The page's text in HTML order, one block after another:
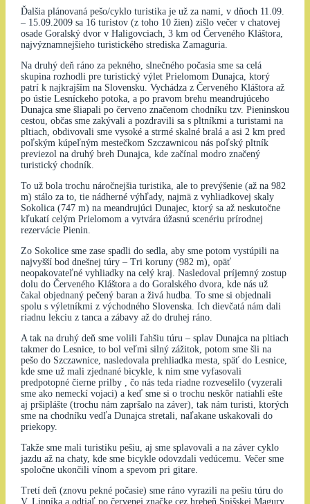
Ďalšia plánovaná pešo/cyklo turistika je už za nami, v dňoch 11.09.
– 15.09.2009 sa 16 turistov (z toho 10 žien) zišlo večer v chatovej
osade Goralský dvor v Haligovciach, 3 km od Červeného Kláštora,
najvýznamnejšieho turistického strediska Zamaguria.
Na druhý deň ráno za pekného, slnečného počasia sme sa celá
skupina rozhodli pre turistický výlet Prielomom Dunajca, ktorý
patrí k najkrajším na Slovensku. Vychádza z Červeného Kláštora až
po ústie Lesníckeho potoka, a po pravom brehu meandrujúceho
Dunajca sme šliapali po červeno značenom chodníku tzv. Pieninskou
cestou, občas sme zakývali a pozdravili sa s pltníkmi a turistami na
pltiach, obdivovali sme vysoké a strmé skalné bralá a asi 2 km pred
poľským kúpeľným mestečkom Szczawnicou nás poľský pltník
previezol na druhý breh Dunajca, kde začínal modro značený
turistický chodník.
To už bola trochu náročnejšia turistika, ale to prevýšenie (až na 982
m) stálo za to, tie nádherné výhľady, najmä z vyhliadkovej skaly
Sokolica (747 m) na meandrujúci Dunajec, ktorý sa až neskutočne
kľukatí celým Prielomom a vytvára úžasnú scenériu prírodnej
rezervácie Pienin.
Zo Sokolice sme zase spadli do sedla, aby sme potom vystúpili na
najvyšší bod dnešnej túry – Tri koruny (982 m), opäť
neopakovateľné vyhliadky na celý kraj. Nasledoval príjemný zostup
dolu do Červeného Kláštora a do Goralského dvora, kde nás už
čakal objednaný pečený baran a živá hudba. To sme si objednali
spolu s výletníkmi z východného Slovenska. Ich dievčatá nám dali
riadnu lekciu z tanca a zábavy až do druhej ráno.
A tak na druhý deň sme volili ľahšiu túru – splav Dunajca na pltiach
takmer do Lesnice, to bol veľmi silný zážitok, potom sme šli na
pešo do Szczawnice, nasledovala prehliadka mesta, späť do Lesnice,
kde sme už mali zjednané bicykle, k nim sme vyfasovali
predpotopné čierne prilby , čo nás teda riadne rozveselilo (vyzerali
sme ako nemeckí vojaci) a keď sme si o trochu neskôr natiahli ešte
aj pršiplášte (trochu nám zapršalo na záver), tak nám turisti, ktorých
sme na chodníku vedľa Dunajca stretali, naľakane uskakovali do
priekopy.
Takže sme mali turistiku pešiu, aj sme splavovali a na záver cyklo
jazdu až na chaty, kde sme bicykle odovzdali vedúcemu. Večer sme
spoločne ukončili vínom a spevom pri gitare.
Tretí deň (znovu pekné počasie) sme ráno vyrazili na pešiu túru do
V. Lipníka a odtiaľ po červenej značke cez hrebeň Spišskej Magury